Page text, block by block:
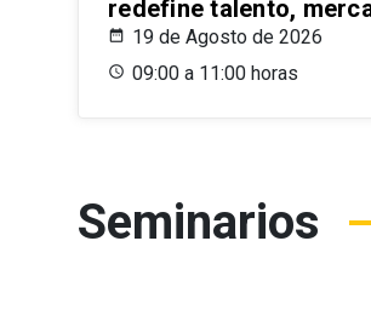
redefine talento,
19 de Agosto de 2026
09:00 a 11:00 horas
Seminarios